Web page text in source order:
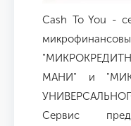
Cash To You -
МАНИ" и
Сервис